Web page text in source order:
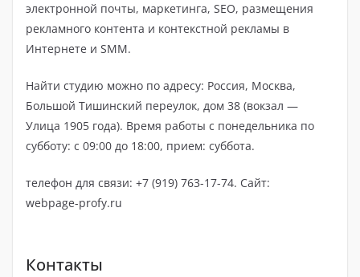
электронной почты, маркетинга, SEO, размещения
рекламного контента и контекстной рекламы в
Интернете и SMM.
Найти студию можно по адресу: Россия, Москва,
Большой Тишинский переулок, дом 38 (вокзал —
Улица 1905 года). Время работы с понедельника по
субботу: с 09:00 до 18:00, прием: суббота.
телефон для связи: +7 (919) 763-17-74. Сайт:
webpage-profy.ru
Контакты